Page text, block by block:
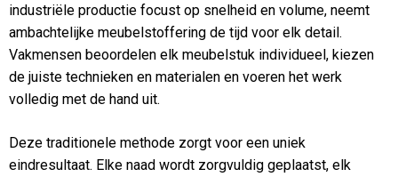
industriële productie focust op snelheid en volume, neemt
ambachtelijke meubelstoffering de tijd voor elk detail.
Vakmensen beoordelen elk meubelstuk individueel, kiezen
de juiste technieken en materialen en voeren het werk
volledig met de hand uit.
Deze traditionele methode zorgt voor een uniek
eindresultaat. Elke naad wordt zorgvuldig geplaatst, elk